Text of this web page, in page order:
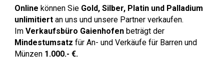
Online können Sie Gold, Silber, Platin und Palladium
unlimitiert an uns und unsere Partner verkaufen.
ImVerkaufsbüro Gaienhofen beträgt der
Mindestumsatzfür An- und Verkäufe für Barren und
Münzen 1.000.- €.